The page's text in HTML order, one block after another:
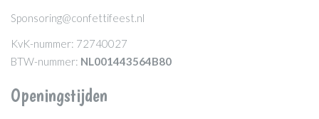
Sponsoring@confettifeest.nl
KvK-nummer: 72740027
BTW-nummer: NL001443564B80
Openingstijden